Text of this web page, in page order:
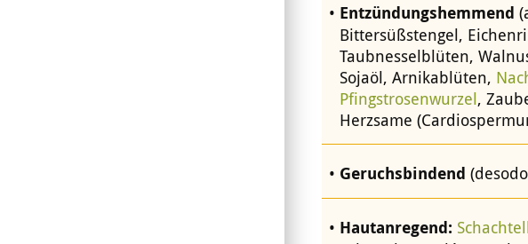
Entzündungshemmend
Bittersüßstengel,
Taubnesselblüten,
Sojaöl, Arnikablüten,
Pfingstrosenwurzel,
Herzsame
Geruchsbindend
Hautanregend: